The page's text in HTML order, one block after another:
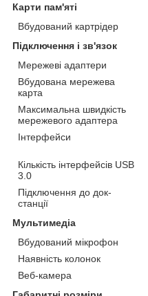
Карти пам'яті
Вбудований картрідер
Підключення і зв'язок
Мережеві адаптери
Вбудована мережева
карта
Максимальна швидкість
мережевого адаптера
Інтерфейси
Кількість інтерфейсів USB
3.0
Підключення до док-
станції
Мультимедіа
Вбудований мікрофон
Наявність колонок
Веб-камера